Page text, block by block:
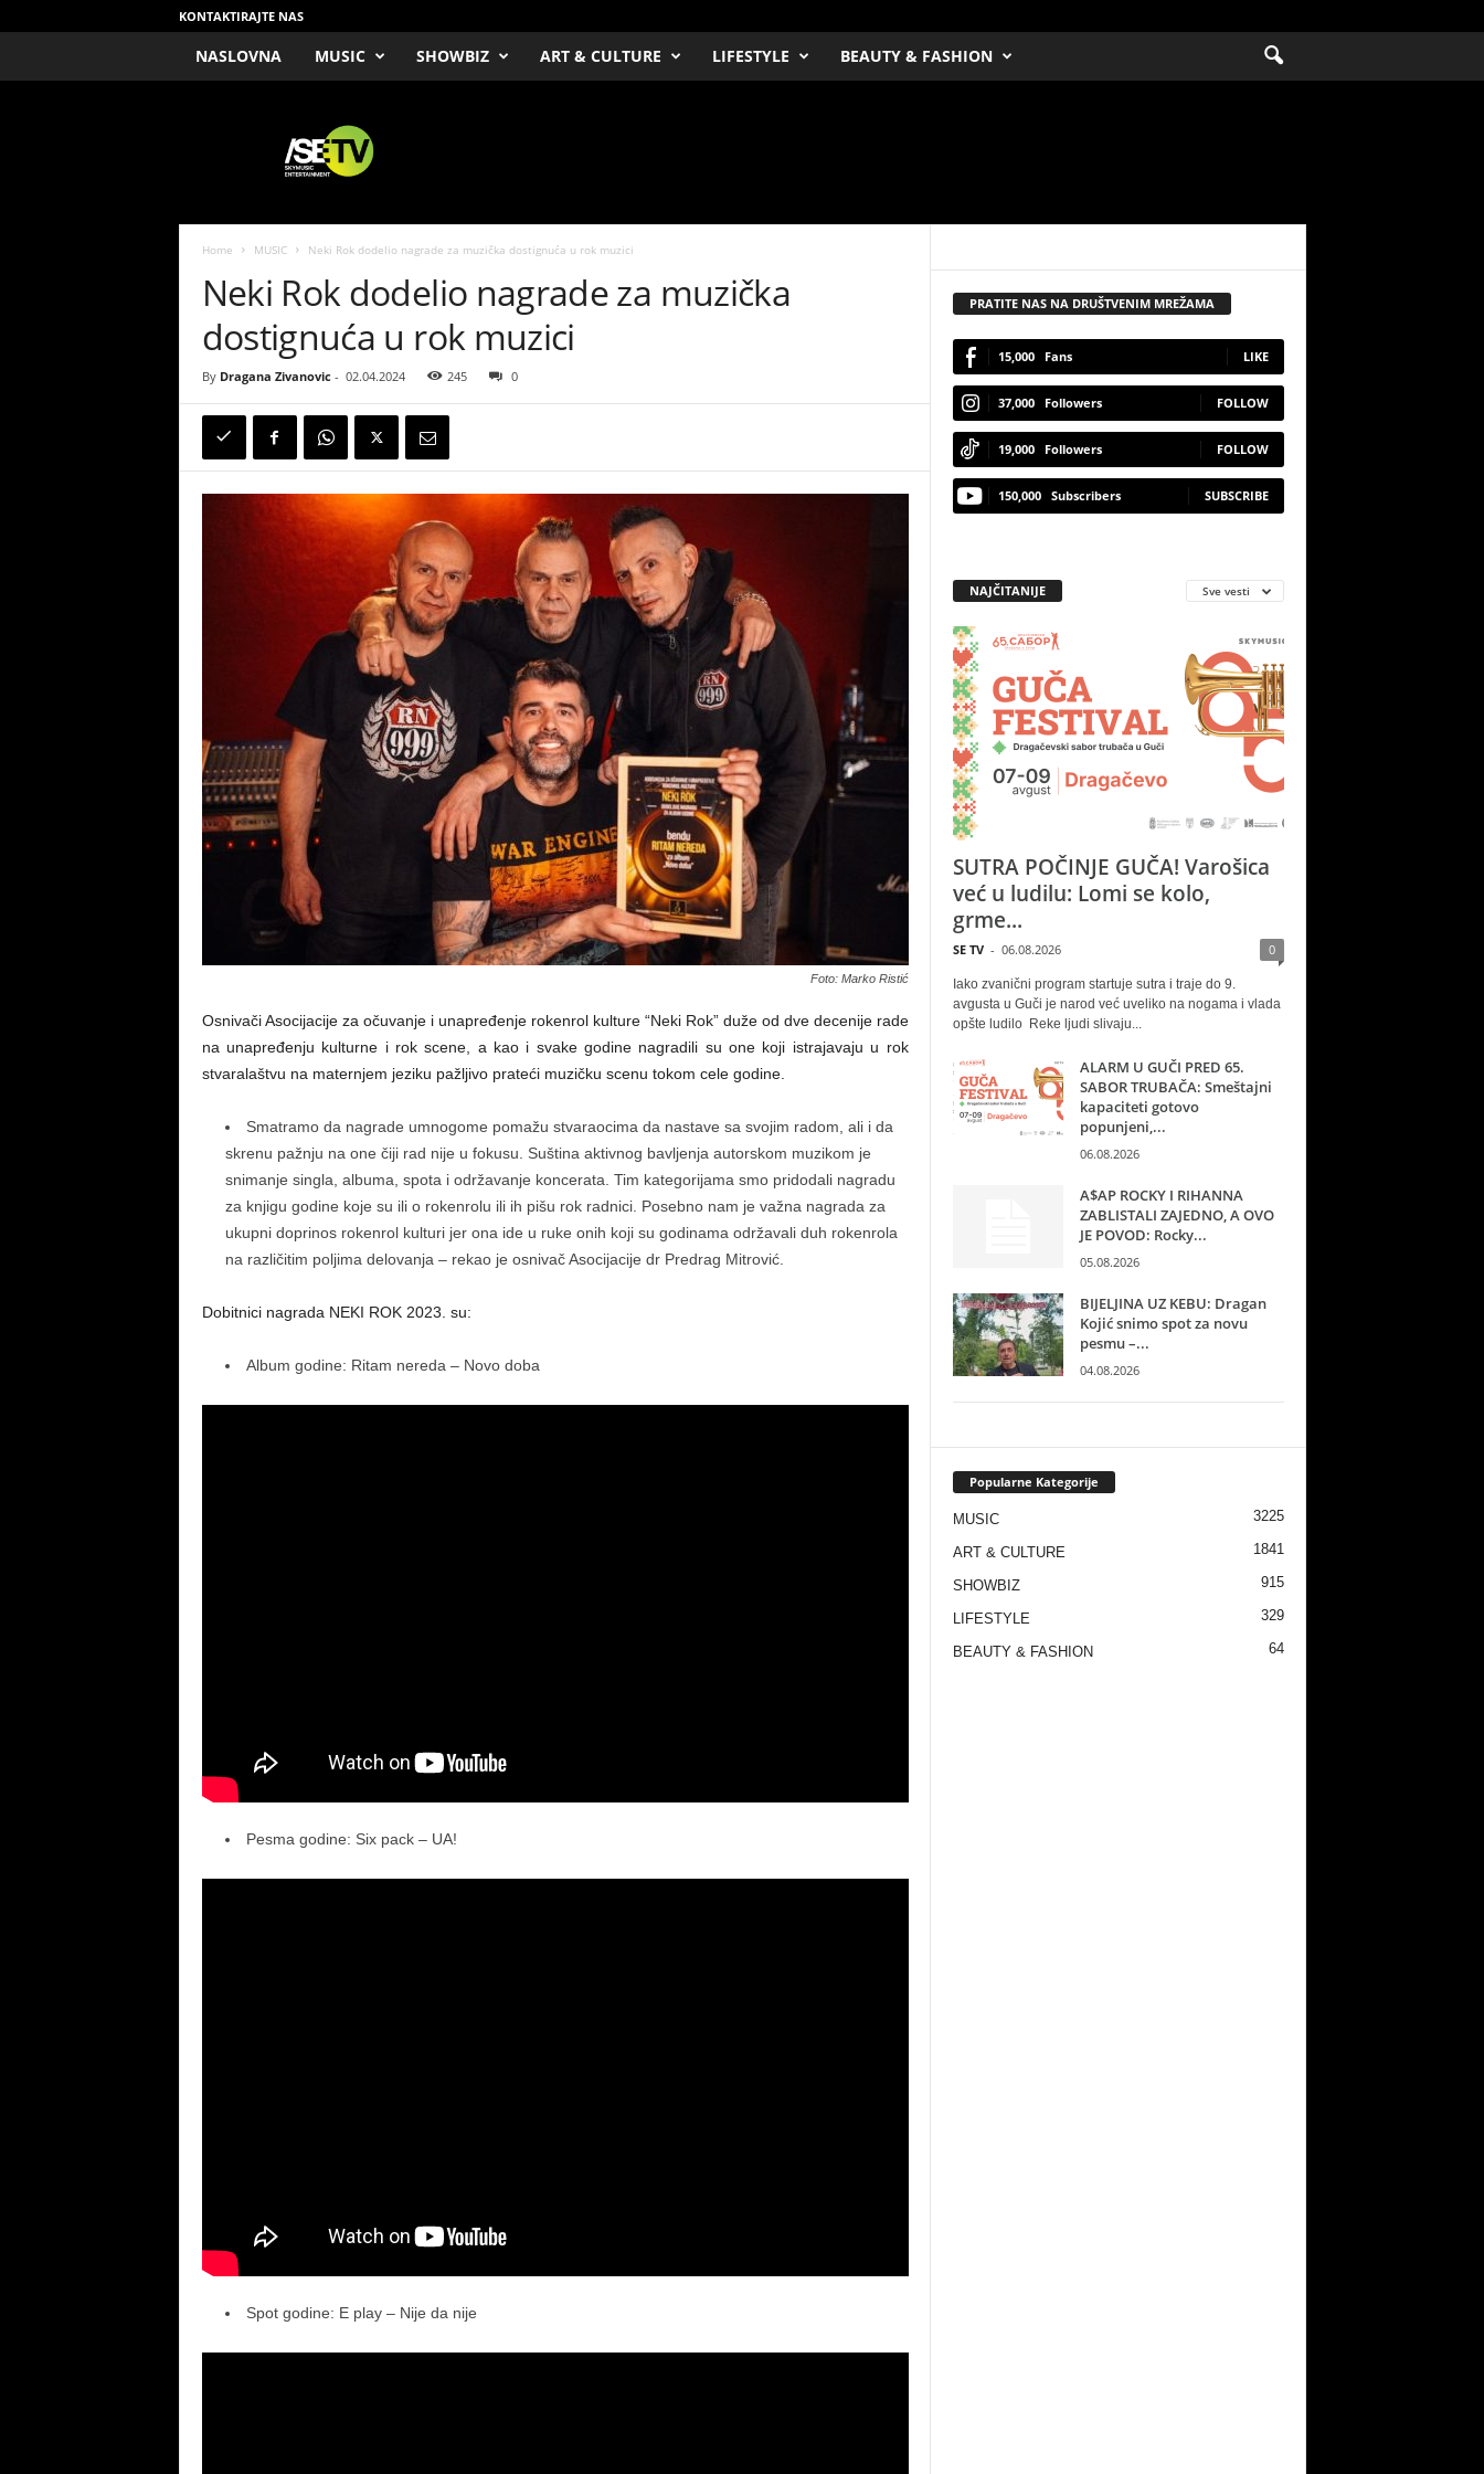
KONTAKTIRAJTE NAS
NASLOVNA MUSIC SHOWBIZ ART & CULTURE LIFESTYLE BEAUTY & FASHION
Home MUSIC Neki Rok dodelio nagrade za muzička dostignuća u rok muzici
Neki Rok dodelio nagrade za muzička
dostignuća u rok muzici
By Dragana Zivanovic- 02.04.2024 245 0
Foto: Marko Ristić
Osnivači Asocijacije za očuvanje i unapređenje rokenrol kulture “Neki Rok” duže od dve decenije rade
na unapređenju kulturne i rok scene, a kao i svake godine nagradili su one koji istrajavaju u rok
stvaralaštvu na maternjem jeziku pažljivo prateći muzičku scenu tokom cele godine.
Smatramo da nagrade umnogome pomažu stvaraocima da nastave sa svojim radom, ali i da
skrenu pažnju na one čiji rad nije u fokusu. Suština aktivnog bavljenja autorskom muzikom je
snimanje singla, albuma, spota i održavanje koncerata. Tim kategorijama smo pridodali nagradu
za knjigu godine koje su ili o rokenrolu ili ih pišu rok radnici. Posebno nam je važna nagrada za
ukupni doprinos rokenrol kulturi jer ona ide u ruke onih koji su godinama održavali duh rokenrola
na različitim poljima delovanja – rekao je osnivač Asocijacije dr Predrag Mitrović.
Dobitnici nagrada NEKI ROK 2023. su:
Album godine: Ritam nereda – Novo doba
Pesma godine: Six pack – UA!
Spot godine: E play – Nije da nije
PRATITE NAS NA DRUŠTVENIM MREŽAMA
15,000 Fans LIKE
37,000 Followers FOLLOW
19,000 Followers FOLLOW
150,000 Subscribers SUBSCRIBE
NAJČITANIJE Sve vesti
SUTRA POČINJE GUČA! Varošica
već u ludilu: Lomi se kolo,
grme...
SE TV - 06.08.2026 0
Iako zvanični program startuje sutra i traje do 9.
avgusta u Guči je narod već uveliko na nogama i vlada
opšte ludilo Reke ljudi slivaju...
ALARM U GUČI PRED 65.
SABOR TRUBAČA: Smeštajni
kapaciteti gotovo
popunjeni,...
06.08.2026
A$AP ROCKY I RIHANNA
ZABLISTALI ZAJEDNO, A OVO
JE POVOD: Rocky...
05.08.2026
BIJELJINA UZ KEBU: Dragan
Kojić snimo spot za novu
pesmu –...
04.08.2026
Popularne Kategorije
MUSIC 3225
ART & CULTURE 1841
SHOWBIZ 915
LIFESTYLE 329
BEAUTY & FASHION 64